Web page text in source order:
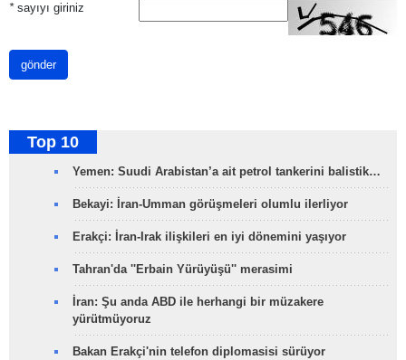
*sayıyı giriniz
gönder
Top 10
Yemen: Suudi Arabistan’a ait petrol tankerini balistik…
Bekayi: İran-Umman görüşmeleri olumlu ilerliyor
Erakçi: İran-Irak ilişkileri en iyi dönemini yaşıyor
Tahran'da ''Erbain Yürüyüşü'' merasimi
İran: Şu anda ABD ile herhangi bir müzakere
yürütmüyoruz
Bakan Erakçi'nin telefon diplomasisi sürüyor